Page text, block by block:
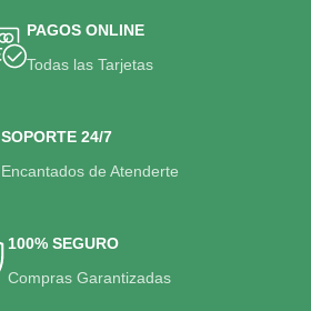
PAGOS ONLINE
Todas las Tarjetas
SOPORTE 24/7
Encantados de Atenderte
100% SEGURO
Compras Garantizadas